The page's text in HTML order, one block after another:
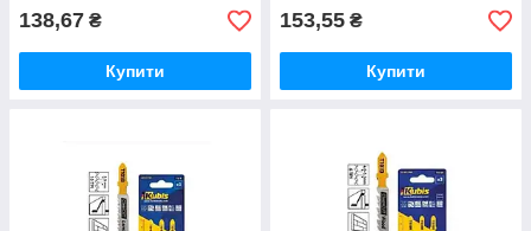
138,67 ₴
Купити
153,55 ₴
Купити